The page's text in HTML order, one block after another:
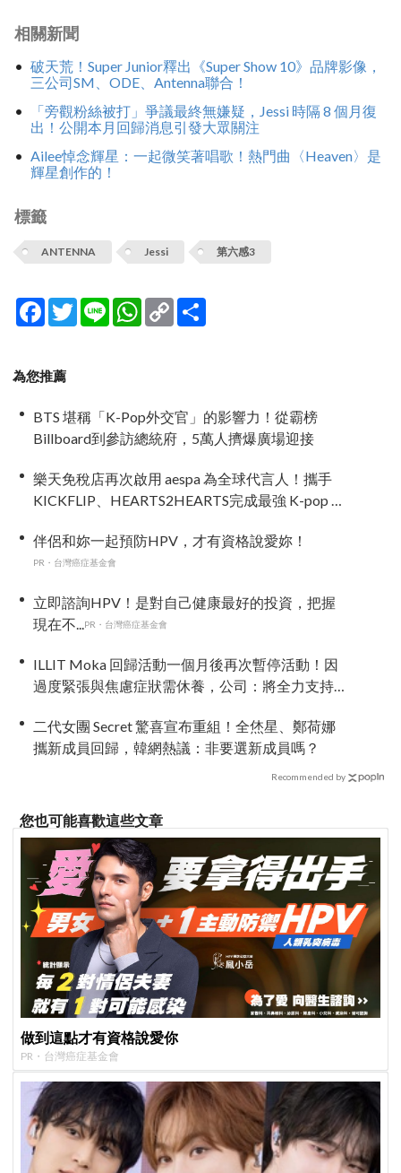
相關新聞
破天荒！Super Junior釋出《Super Show 10》品牌影像，
三公司SM、ODE、Antenna聯合！
「旁觀粉絲被打」爭議最終無嫌疑，Jessi 時隔 8 個月復
出！公開本月回歸消息引發大眾關注
Ailee悼念輝星：一起微笑著唱歌！熱門曲〈Heaven〉是
輝星創作的！
標籤
ANTENNA Jessi 第六感3
Facebook
TwitterLine WhatsApp
Copy
Link
為您推薦
BTS 堪稱「K-Pop外交官」的影響力！從霸榜
Billboard到參訪總統府，5萬人擠爆廣場迎接
樂天免稅店再次啟用 aespa 為全球代言人！攜手
KICKFLIP、HEARTS2HEARTS完成最強 K-pop 代
伴侶和妳一起預防HPV，才有資格說愛妳！
PR・台灣癌症基金會
立即諮詢HPV！是對自己健康最好的投資，把握
現在不...PR・台灣癌症基金會
ILLIT Moka 回歸活動一個月後再次暫停活動！因
過度緊張與焦慮症狀需休養，公司：將全力支持
二代女團 Secret 驚喜宣布重組！全烋星、鄭荷娜
攜新成員回歸，韓網熱議：非要選新成員嗎？
Recommended by
您也可能喜歡這些文章
做到這點才有資格說愛你
PR・台灣癌症基金會